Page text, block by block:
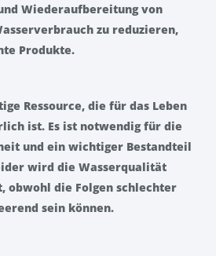
Wiederaufbereitung von
zu reduzieren,
Produkte.
Ressource, die für das Leben
ist. Es ist notwendig für die
und ein wichtiger Bestandteil
wird die Wasserqualität
obwohl die Folgen schlechter
sein können.